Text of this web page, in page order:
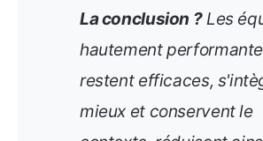
La conclusion ?Les
hautement
restent efficaces,
mieux et conservent le